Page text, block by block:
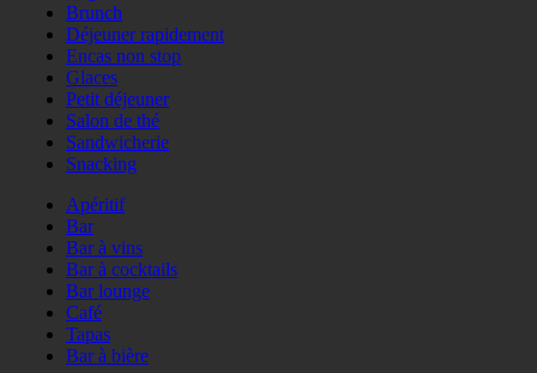
Brunch
Déjeuner rapidement
Encas non stop
Glaces
Petit déjeuner
Salon de thé
Sandwicherie
Snacking
Apéritif
Bar
Bar à vins
Bar à cocktails
Bar lounge
Café
Tapas
Bar à bière